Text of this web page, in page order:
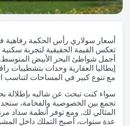
أسعار سولاري رأس الحكمة رفاهية
تعكس القيمة الحقيقية لتجربة
أجمل شواطئ البحر الأبيض
إيطاليا العقارية وحدات بتشطيبات
مع تنوع كبير في المساحات لتناسب
سواء كنت تبحث عن شاليه بإطلالة
تجمع بين الخصوصية والفخامة،
المثالي لك. ومع توفر أنظمة سداد
عدة سنوات، أصبح التملك داخل